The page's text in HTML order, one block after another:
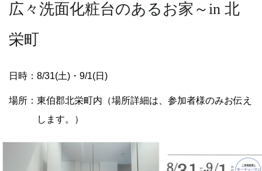
広々洗面化粧台のあるお家～in 北
栄町
日時：8/31(土)・9/1(日)
場所：東伯郡北栄町内（場所詳細は、参加者様のみお伝え
します。）